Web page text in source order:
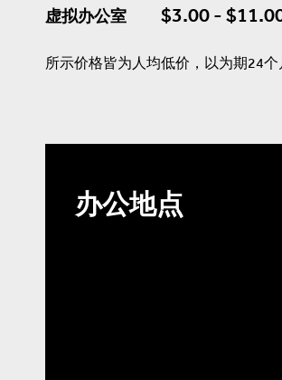
虚拟办公室 $3.00 -
所示价格皆为人均低价，以为期24
办公地点